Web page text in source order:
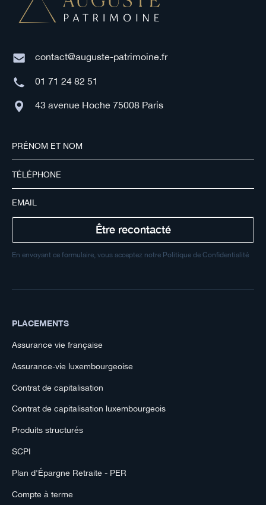
contact@auguste-patrimoine.fr
01 71 24 82 51
43 avenue Hoche 75008 Paris
En envoyant ce formulaire, vous acceptez notre Politique de Confidentialité
PLACEMENTS
Assurance vie française
Assurance-vie luxembourgeoise
Contrat de capitalisation
Contrat de capitalisation luxembourgeois
Produits structurés
SCPI
Plan d'Épargne Retraite - PER
Compte à terme